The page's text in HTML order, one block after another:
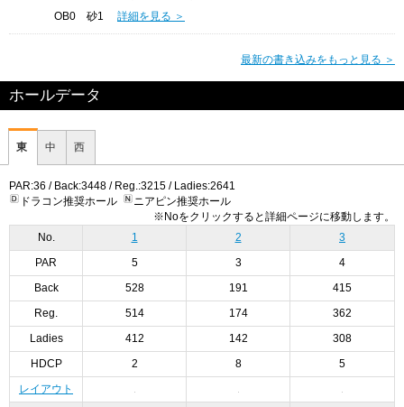
OB0 砂1 詳細を見る ＞
最新の書き込みをもっと見る ＞
ホールデータ
東 中 西
PAR:36 / Back:3448 / Reg.:3215 / Ladies:2641
ドラコン推奨ホール
ニアピン推奨ホール
※Noをクリックすると詳細ページに移動します。
No.
1 2 3
PAR 5 3 4
Back 528 191 415
Reg. 514 174 362
Ladies 412 142 308
HDCP 2 8 5
レイアウト